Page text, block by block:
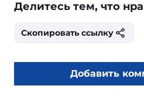
Делитесь тем, что
Скопировать ссылку
Добавить